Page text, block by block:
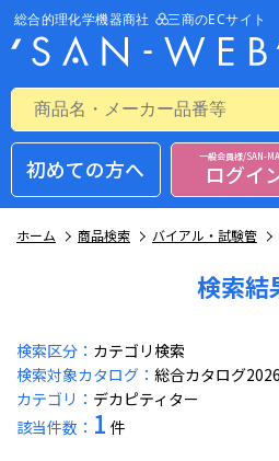
初めての方へ 一般会員様/SAN-
ログイ
ホーム 商品検索 バイアル・試験管
検索結
検索区分： カテゴリ検索
検索対象カタログ： 総合カタログ2026
カテゴリ： デカピティター
該当件数： 1 件